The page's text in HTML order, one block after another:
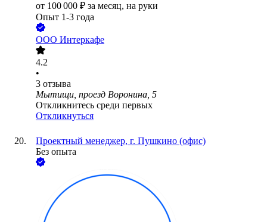
от 100 000 ₽ за месяц, на руки
Опыт 1-3 года
ООО Интеркафе
4.2
•
3 отзыва
Мытищи, проезд Воронина, 5
Откликнитесь среди первых
Откликнуться
Проектный менеджер, г. Пушкино (офис)
Без опыта